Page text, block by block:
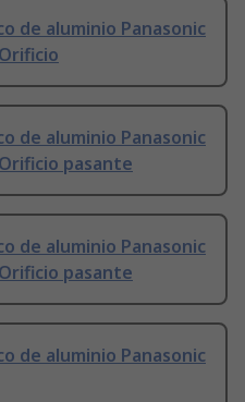
de aluminio Panasonic
de aluminio Panasonic
pasante
de aluminio Panasonic
pasante
de aluminio Panasonic